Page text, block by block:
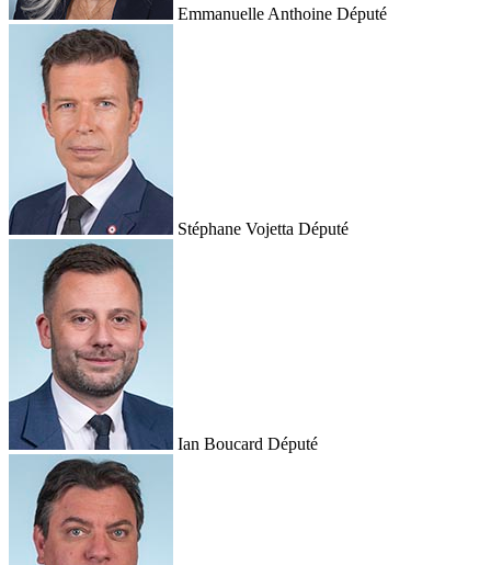
Emmanuelle Anthoine Député
Stéphane Vojetta Député
Ian Boucard Député